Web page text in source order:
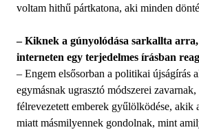
voltam hithű pártkatona, aki minden
– Kiknek a gúnyolódása sarkallta
interneten egy terjedelmes írásban
– Engem elsősorban a politikai újságírás
egymásnak ugrasztó módszerei zavarnak,
félrevezetett emberek gyűlölködése, akik
miatt másmilyennek gondolnak, mint